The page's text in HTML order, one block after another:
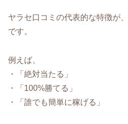
ヤラセ口コミの代表的な特徴が、
です。
例えば、
・「絶対当たる」
・「100%勝てる」
・「誰でも簡単に稼げる」